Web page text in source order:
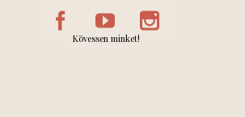
Kövessen minket!